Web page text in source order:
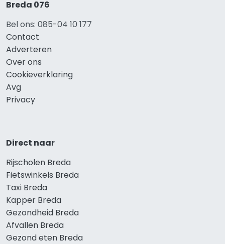
Breda 076
Bel ons: 085-04 10 177
Contact
Adverteren
Over ons
Cookieverklaring
Avg
Privacy
Direct naar
Rijscholen Breda
Fietswinkels Breda
Taxi Breda
Kapper Breda
Gezondheid Breda
Afvallen Breda
Gezond eten Breda